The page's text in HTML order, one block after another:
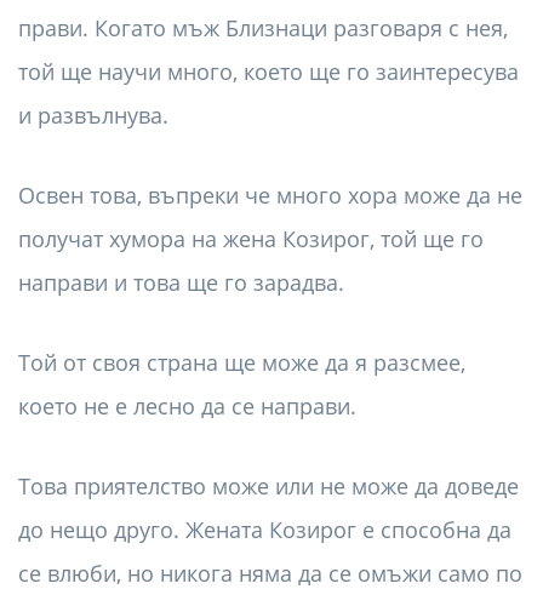
прави. Когато мъж Близнаци разговаря с нея,
той ще научи много, което ще го заинтересува
и развълнува.
Освен това, въпреки че много хора може да не
получат хумора на жена Козирог, той ще го
направи и това ще го зарадва.
Той от своя страна ще може да я разсмее,
което не е лесно да се направи.
Това приятелство може или не може да доведе
до нещо друго. Жената Козирог е способна да
се влюби, но никога няма да се омъжи само по